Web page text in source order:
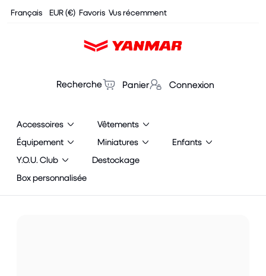
Cookies management panel
Français EUR (€) Favoris Vus récemment
Recherche Panier Connexion
Accessoires
Vêtements
Équipement
Miniatures
Enfants
Y.O.U. Club
Destockage
Box personnalisée